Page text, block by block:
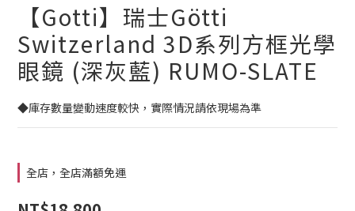
【Gotti】瑞士Götti
Switzerland 3D系列方框光學
眼鏡 (深灰藍) RUMO-SLATE
◆庫存數量變動速度較快，實際情況請依現場為準
全店，全店滿額免運